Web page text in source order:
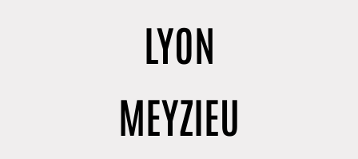
LYON
MEYZIEU